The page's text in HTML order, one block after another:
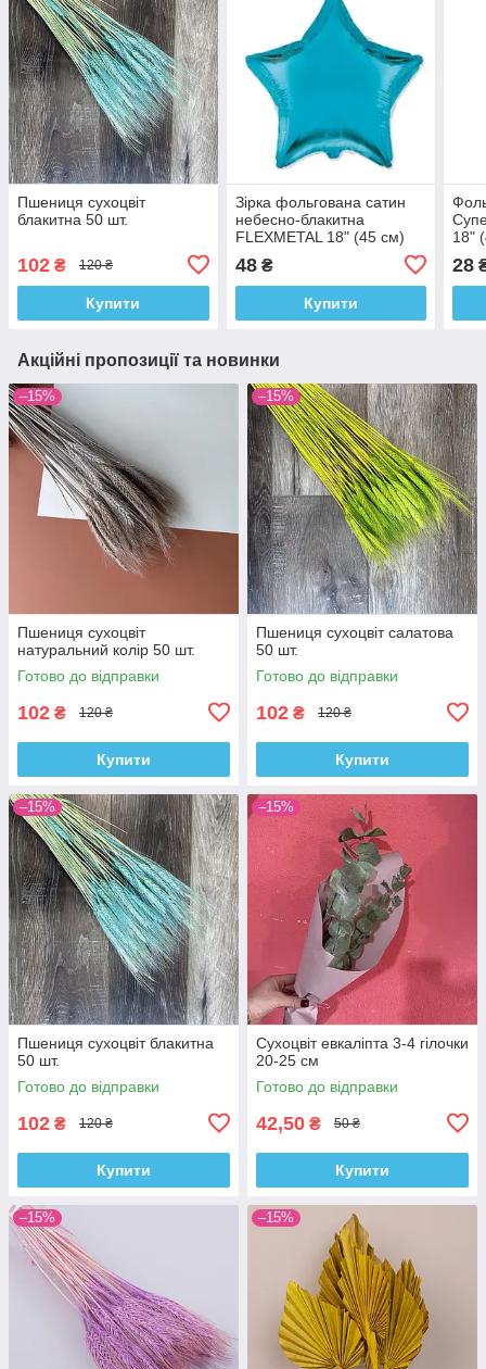
Пшениця сухоцвіт
блакитна 50 шт.
102 ₴ 120 ₴
Купити
Зірка фольгована сатин
небесно-блакитна
FLEXMETAL 18" (45 см)
48₴
Купити
18"
28
Акційні пропозиції та новинки
–15%
Пшениця сухоцвіт
натуральний колір 50 шт.
Готово до відправки
102 ₴ 120 ₴
Купити
–15%
Пшениця сухоцвіт салатова
50 шт.
Готово до відправки
102 ₴ 120 ₴
Купити
–15%
Пшениця сухоцвіт блакитна
50 шт.
Готово до відправки
102 ₴ 120 ₴
Купити
–15%
Сухоцвіт евкаліпта 3-4 гілочки
20-25 см
Готово до відправки
42,50 ₴ 50 ₴
Купити
–15% –15%